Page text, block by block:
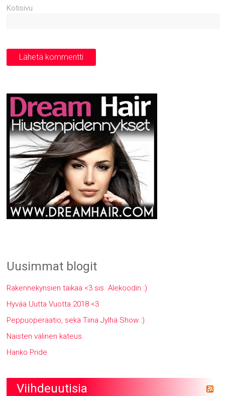
Kotisivu
Uusimmat blogit
Rakennekynsien taikaa <3 sis. Alekoodin :)
Hyvää Uutta Vuotta 2018 <3
Peppuoperaatio, sekä Tiina Jylhä Show :)
Naisten välinen kateus.
Hanko Pride
Viihdeuutisia